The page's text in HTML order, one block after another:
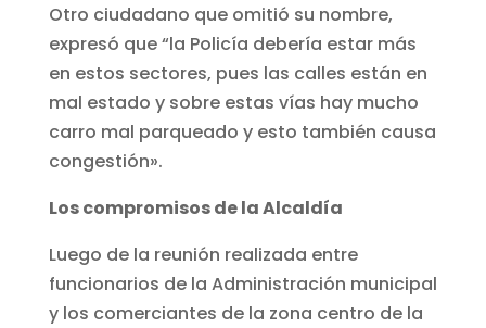
Otro ciudadano que omitió su nombre,
expresó que “la Policía debería estar más
en estos sectores, pues las calles están en
mal estado y sobre estas vías hay mucho
carro mal parqueado y esto también causa
congestión».
Los compromisos de la Alcaldía
Luego de la reunión realizada entre
funcionarios de la Administración municipal
y los comerciantes de la zona centro de la